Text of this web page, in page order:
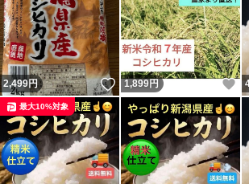
2,499円 いいね！
1,899円
最大10%対象